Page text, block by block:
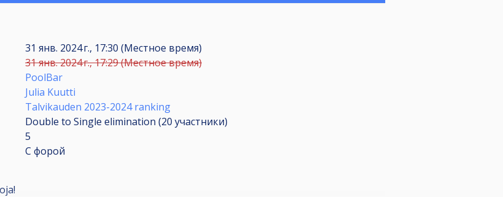
31 янв. 2024 г., 17:30 (Местное время)
31 янв. 2024 г., 17:29 (Местное время)
PoolBar
Julia Kuutti
Talvikauden 2023-2024 ranking
Double to Single elimination (20 участники)
5
С форой